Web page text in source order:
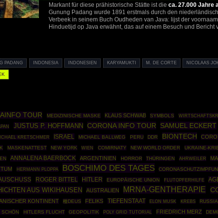
Markant für diese prähistorische Stätte ist die ca. 27.000 Jahre
Gunung Padang wurde 1891 erstmals durch den
Verbeek in seinem Buch Oudheden van Java: lijst der
Hinduetijd op Java erwähnt, das auf einem Besuch und Bericht
PADANG INDONESIA INDONESIEN KARYAMUKTI M. DE CORTE NICOLAAS
TOUR MEDIZINISCHE MASKE KLAUS SCHWAB SYMBOLS
JUSTUS P. HOFFMANN CORONA INFO TOUR SAMUEL ECKERT
KRETSCHMER ISRAEL MICHAEL BALLWEG PERU DDR BIONTECH
MASKENATTEST NEW YORK WIEN COMIRNATY NEW WORLD ORDER
UKRAINE-
ANNALENA BAERBOCK ARGENTINIEN HORROR THÜRINGEN AHRWEILER
HERMANN PLOPPA BOSCHIMO DES TAGES
ROGER BITTEL HITLER EUROPÄISCHE UNION FLUTOPFERHILFE
AUS WIKIHAUSEN AUSTRALIEN MRNA-GENTHERAPIE
KONTINENT 種DEUS FELIKS TIEFENSTAAT ELON MUSK KREBS
RUSSIA
SCHÖN
HITLERS FLUCHT GEOPOLITIK POLY GRID TUTORIAL FRIEDRICH MERZ